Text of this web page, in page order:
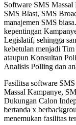
Software SMS
SMS Blast, SMS
manajemen SMS
kepentingan
Legislatif, sehingga
kebetulan menjadi
ataupun Konsultan
Analisis Polling dan
Fasilitsa software
Massal Kampanye,
Dukungan Calon
bertanda x
menemukan fasilitas